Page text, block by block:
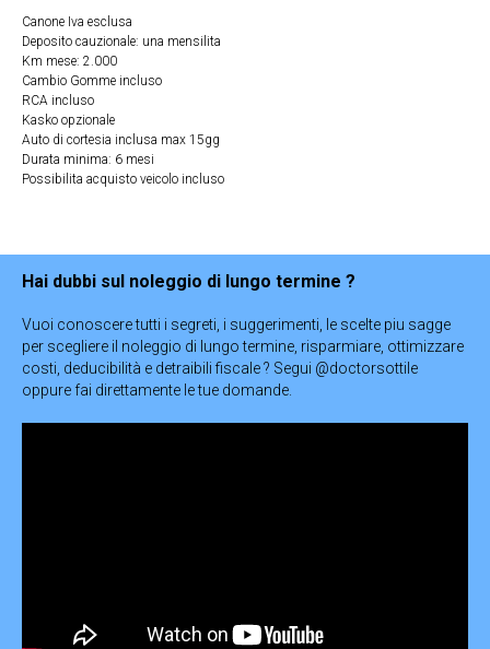
Canone Iva esclusa
Deposito cauzionale: una mensilita
Km mese: 2.000
Cambio Gomme incluso
RCA incluso
Kasko opzionale
Auto di cortesia inclusa max 15gg
Durata minima: 6 mesi
Possibilita acquisto veicolo incluso
Hai dubbi sul noleggio di lungo termine ?
Vuoi conoscere tutti i segreti, i suggerimenti, le scelte piu sagge
per scegliere il noleggio di lungo termine, risparmiare, ottimizzare
costi, deducibilità e detraibili fiscale ? Segui @doctorsottile
oppure fai direttamente le tue domande.